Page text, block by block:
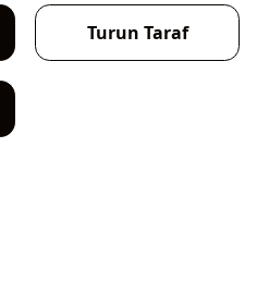
Turun Taraf